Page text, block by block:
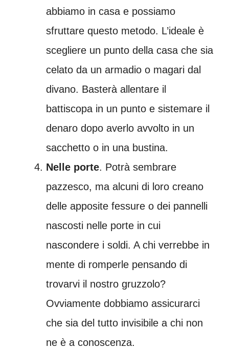
abbiamo in casa e possiamo
sfruttare questo metodo. L’ideale è
scegliere un punto della casa che sia
celato da un armadio o magari dal
divano. Basterà allentare il
battiscopa in un punto e sistemare il
denaro dopo averlo avvolto in un
sacchetto o in una bustina.
Nelle porte. Potrà sembrare
pazzesco, ma alcuni di loro creano
delle apposite fessure o dei pannelli
nascosti nelle porte in cui
nascondere i soldi. A chi verrebbe in
mente di romperle pensando di
trovarvi il nostro gruzzolo?
Ovviamente dobbiamo assicurarci
che sia del tutto invisibile a chi non
ne è a conoscenza.